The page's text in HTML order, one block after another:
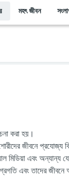
মহৎ জীবন
করা হয়।
জীবনে প্রযোজ্য
মিডিয়া এবং
এবং তাদের জীবনে